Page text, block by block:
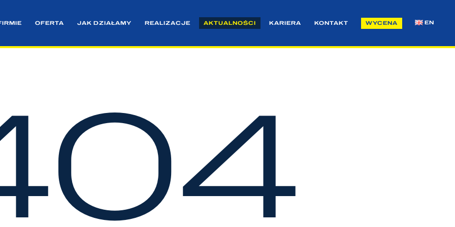
OFERTA JAK DZIAŁAMY REALIZACJE AKTUALNOŚCI KARIERA KONTAKT WYCENA EN